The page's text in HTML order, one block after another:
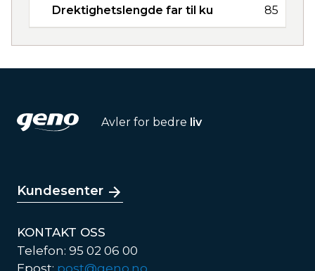
Drektighetslengde far til ku 85
Avler for bedre liv
Kundesenter
KONTAKT OSS
Telefon: 95 02 06 00
Epost: post@geno.no